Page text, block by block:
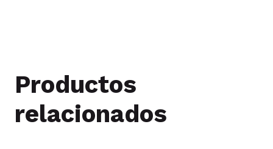
Productos
relacionados